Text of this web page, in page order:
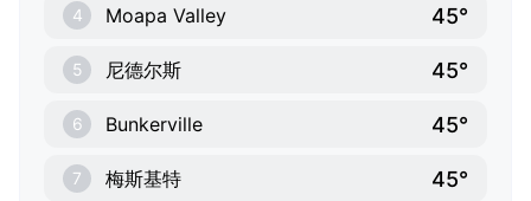
4 Moapa Valley 45°
5 尼德尔斯 45°
6 Bunkerville 45°
7 梅斯基特 45°